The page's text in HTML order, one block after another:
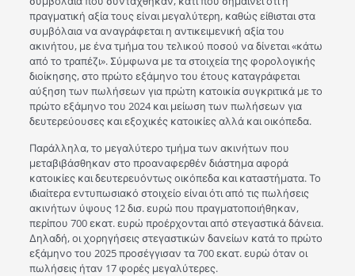
πραγματική αξία τους είναι μεγαλύτερη, καθώς είθισται στα
συμβόλαια να αναγράφεται η αντικειμενική αξία του
ακινήτου, με ένα τμήμα του τελικού ποσού να δίνεται «κάτω
από το τραπέζι». Σύμφωνα με τα στοιχεία της φορολογικής
διοίκησης, στο πρώτο εξάμηνο του έτους καταγράφεται
αύξηση των πωλήσεων για πρώτη κατοικία συγκριτικά με το
πρώτο εξάμηνο του 2024 και μείωση των πωλήσεων για
δευτερεύουσες και εξοχικές κατοικίες αλλά και οικόπεδα.
Παράλληλα, το μεγαλύτερο τμήμα των ακινήτων που
μεταβιβάσθηκαν στο προαναφερθέν διάστημα αφορά
κατοικίες και δευτερευόντως οικόπεδα και καταστήματα. Το
ιδιαίτερα εντυπωσιακό στοιχείο είναι ότι από τις πωλήσεις
ακινήτων ύψους 12 δισ. ευρώ που πραγματοποιήθηκαν,
περίπου 700 εκατ. ευρώ προέρχονται από στεγαστικά δάνεια.
Δηλαδή, οι χορηγήσεις στεγαστικών δανείων κατά το πρώτο
εξάμηνο του 2025 προσέγγισαν τα 700 εκατ. ευρώ όταν οι
πωλήσεις ήταν 17 φορές μεγαλύτερες.